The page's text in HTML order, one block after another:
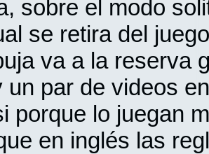
sobre el modo
se retira del
va a la reserva
un par de videos
porque lo juegan
en inglés las